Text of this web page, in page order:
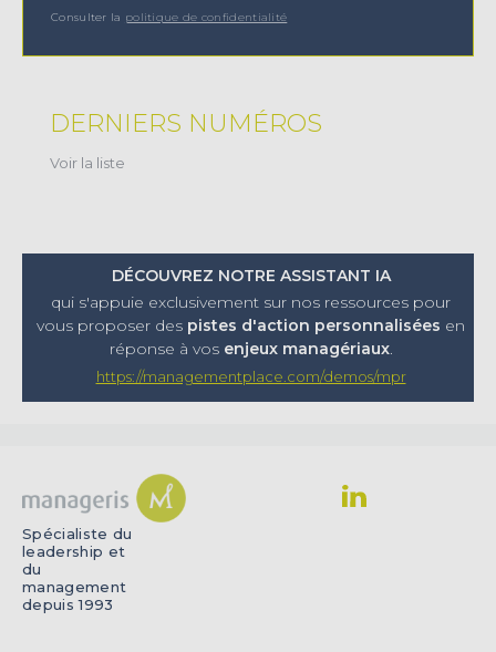
Consulter la politique de confidentialité
DERNIERS NUMÉROS
Voir la liste
DÉCOUVREZ NOTRE ASSISTANT IA
qui s'appuie exclusivement sur nos ressources pour
vous proposer des pistes d'action personnalisées en
réponse à vos enjeux managériaux.
https://managementplace.com/demos/mpr
Spécialiste du
leadership et
du
management
depuis 1993